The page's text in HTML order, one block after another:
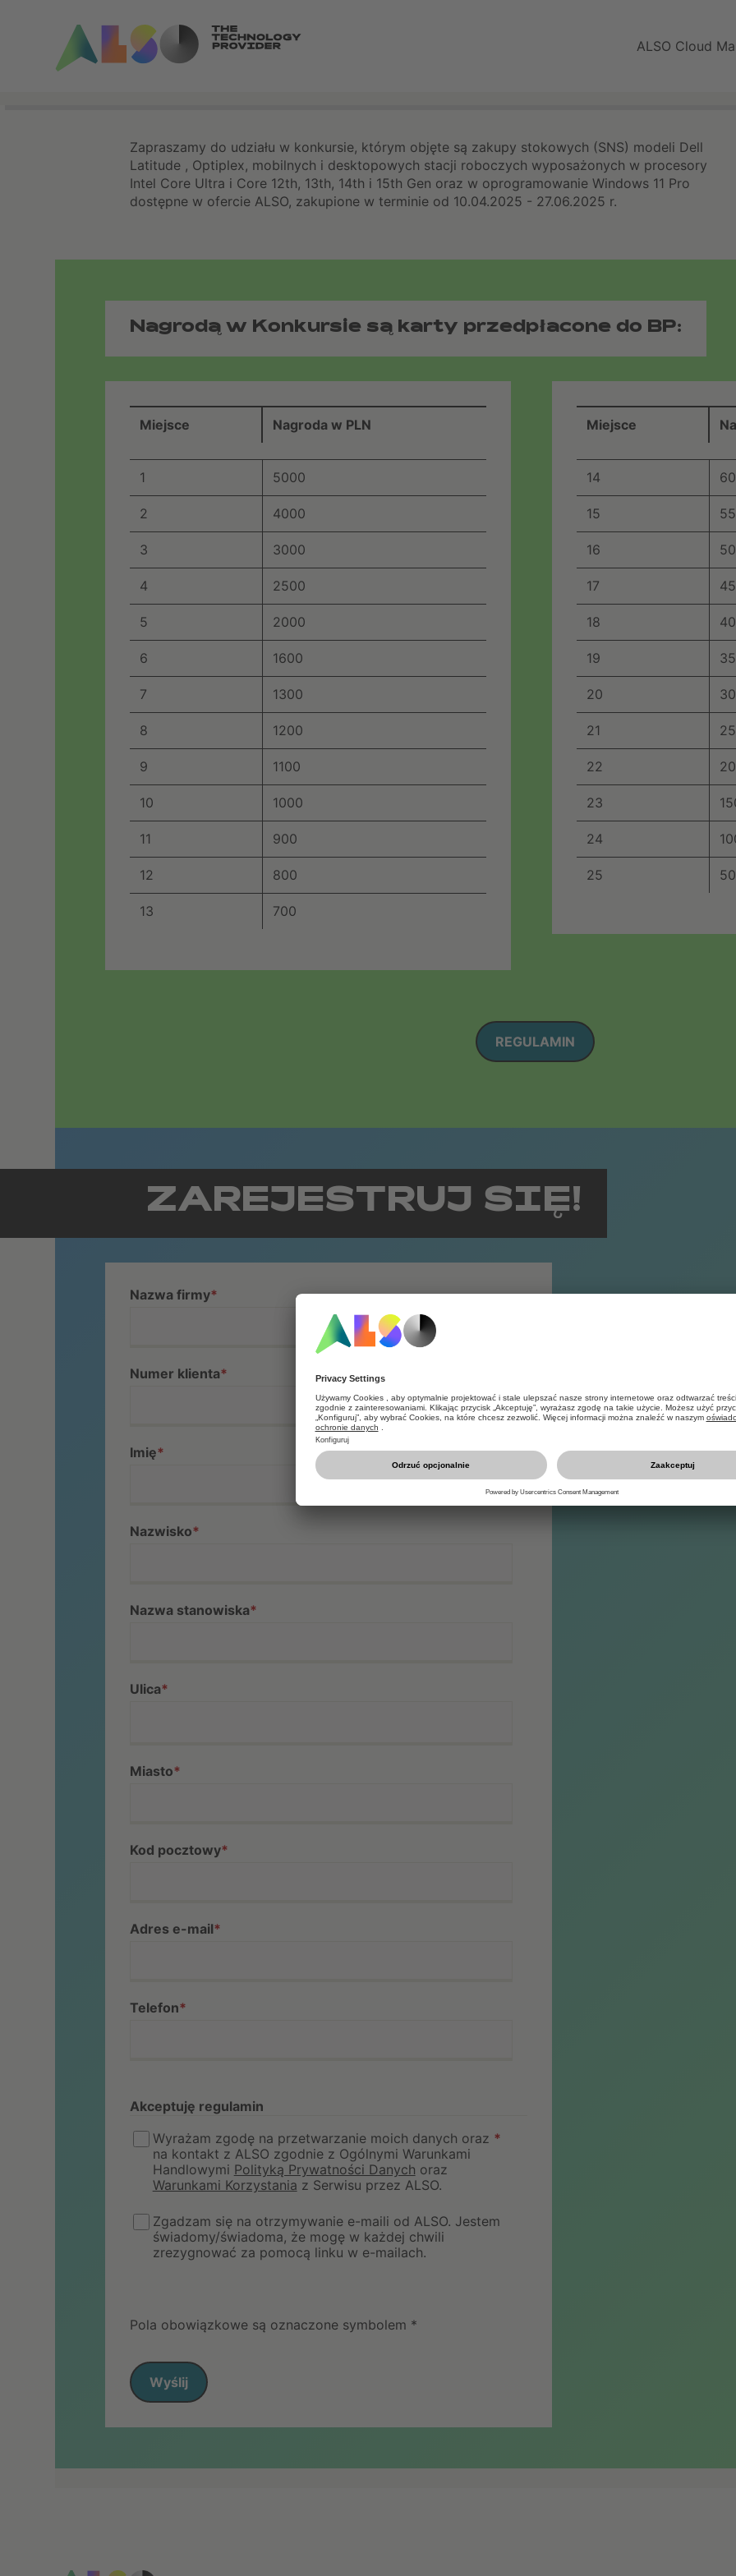
ALSO Cloud
Zapraszamy do udziału w konkursie, którym objęte są zakupy stokowych (SNS) modeli Dell
Latitude , Optiplex, mobilnych i desktopowych stacji roboczych wyposażonych w procesory
Intel Core Ultra i Core 12th, 13th, 14th i 15th Gen oraz w oprogramowanie Windows 11 Pro
dostępne w ofercie ALSO, zakupione w terminie od 10.04.2025 - 27.06.2025 r.
Nagrodą w Konkursie są karty przedpłacone do BP:
Miejsce Nagroda w PLN
1 5000
2 4000
3 3000
4 2500
5 2000
6 1600
7 1300
8 1200
9 1100
10 1000
11 900
12 800
13 700
Miejsce
14
15
16
17
18
19
20
21
22
23
24
25 50
REGULAMIN
ZAREJESTRUJ SIĘ!
*
Nazwa firmy
*
Numer klienta
*
Imię
*
Nazwisko
*
Nazwa stanowiska
*
Ulica
*
Miasto
*
Kod pocztowy
*
Adres e-mail
*
Telefon
Akceptuję regulamin
*
Wyrażam zgodę na przetwarzanie moich danych oraz
na kontakt z ALSO zgodnie z Ogólnymi Warunkami
Handlowymi Polityką Prywatności Danych oraz
Warunkami Korzystania z Serwisu przez ALSO.
Zgadzam się na otrzymywanie e-maili od ALSO. Jestem
świadomy/świadoma, że mogę w każdej chwili
zrezygnować za pomocą linku w e-mailach.
Pola obowiązkowe są oznaczone symbolem *
Wyślij